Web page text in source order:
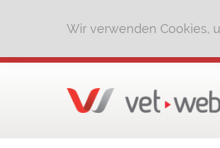
Wir verwenden Cookies,